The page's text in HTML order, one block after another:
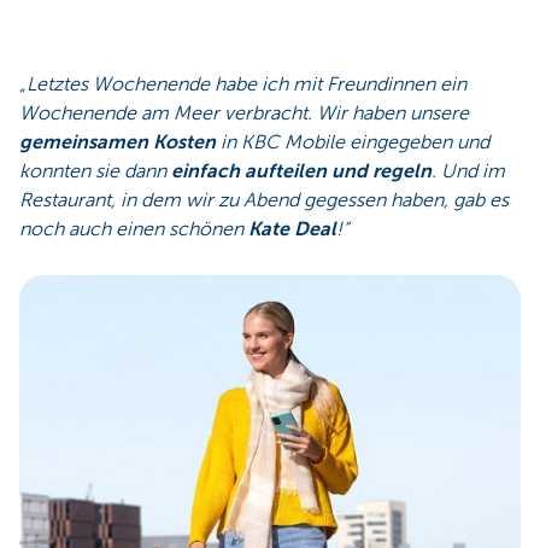
„Letztes Wochenende habe ich mit Freundinnen ein
Wochenende am Meer verbracht. Wir haben unsere
gemeinsamen Kostenin KBC Mobile eingegeben und
konnten sie dann einfach aufteilen und regeln. Und im
Restaurant, in dem wir zu Abend gegessen haben, gab es
noch auch einen schönen Kate Deal!“